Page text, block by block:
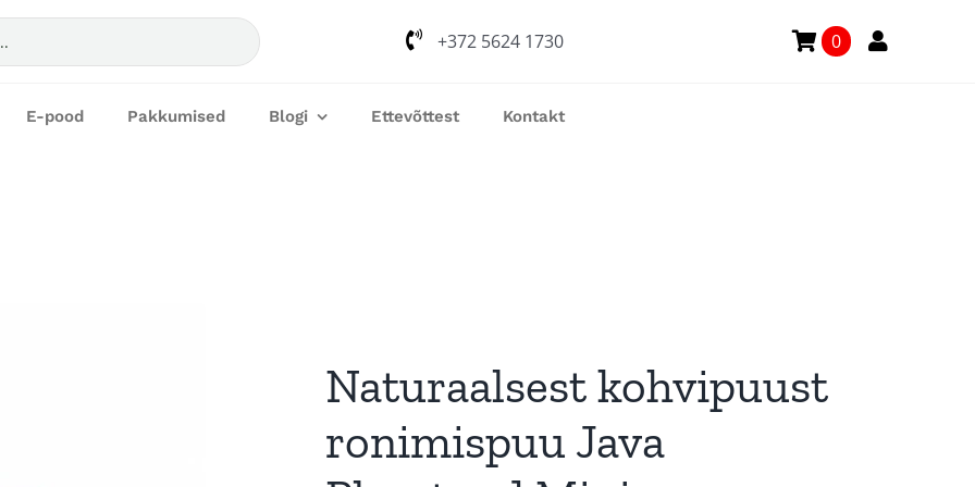
+372 5624 1730 0
E-pood Pakkumised Blogi Ettevõttest Kontakt
Naturaalsest kohvipuust
ronimispuu Java